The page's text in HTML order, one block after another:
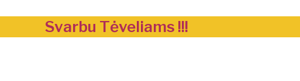
Svarbu Tėveliams !!!